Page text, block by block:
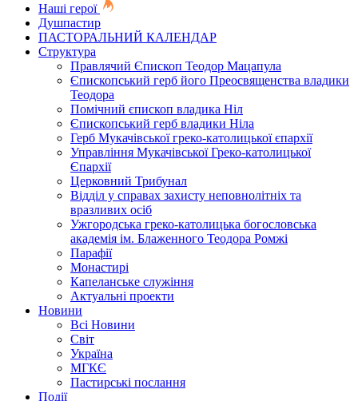
Наші герої
Душпастир
ПАСТОРАЛЬНИЙ КАЛЕНДАР
Структура
Правлячий Єпископ Теодор Мацапула
Єпископський герб його Преосвященства владики
Теодора
Помічний єпископ владика Ніл
Єпископський герб владики Ніла
Герб Мукачівської греко-католицької єпархії
Управління Мукачівської Греко-католицької
Єпархії
Церковний Трибунал
Відділ у справах захисту неповнолітніх та
вразливих осіб
Ужгородська греко-католицька богословська
академія ім. Блаженного Теодора Ромжі
Парафії
Монастирі
Капеланське служіння
Актуальні проекти
Новини
Всі Новини
Світ
Україна
МГКЄ
Пастирські послання
Події